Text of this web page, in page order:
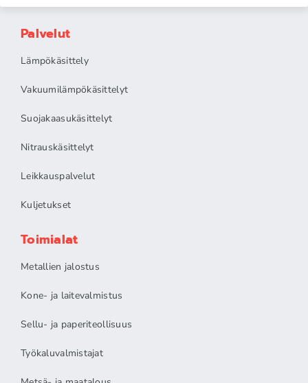
Palvelut
Lämpökäsittely
Vakuumilämpökäsittelyt
Suojakaasukäsittelyt
Nitrauskäsittelyt
Leikkauspalvelut
Kuljetukset
Toimialat
Metallien jalostus
Kone- ja laitevalmistus
Sellu- ja paperiteollisuus
Työkaluvalmistajat